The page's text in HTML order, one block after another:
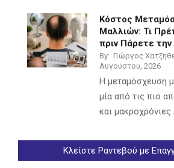
Κόστος
Μαλλιών: Τι
πριν Πάρετε
By: Γιώργος
Αυγούστου, 2026
Η μεταμόσχευση
μία από τις πιο
και μακροχρόνιες
Κλείστε Ραντεβού με